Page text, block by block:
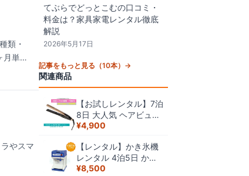
類・
単位
やスマ
てぶらでどっとこむの口コミ・
料金は？家具家電レンタル徹底
解説
2026年5月17日
記事をもっと見る（10本）→
関連商品
【お試しレンタル】7泊
8日 大人気 ヘアビュー
ロン 4D Plus バイオプ
エリーナ 高級ヘアアイ
ロン レンタル美容家電
お試し美容家電 縮毛矯
¥4,900
【レンタル】かき氷機
レンタル 4泊5日 かき
氷 電動 キューブアイス
¥8,500